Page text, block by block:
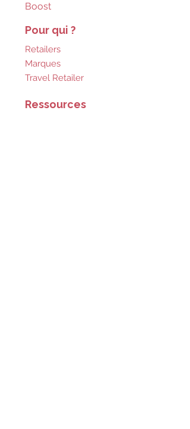
Boost
Pour qui ?
Retailers
Marques
Travel Retailer
Ressources